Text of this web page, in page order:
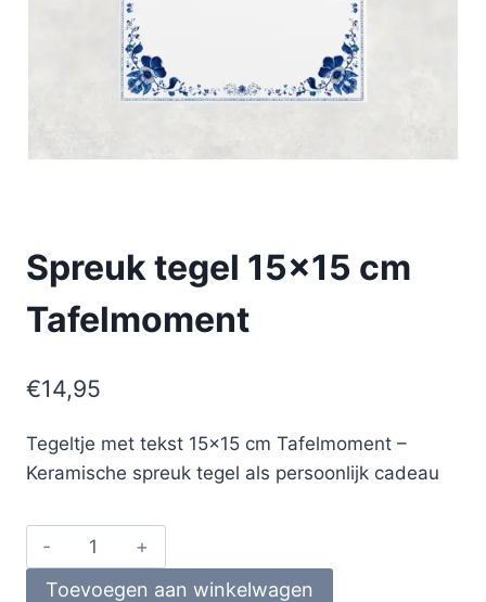
Spreuk tegel 15×15 cm
Tafelmoment
€14,95
Tegeltje met tekst 15×15 cm Tafelmoment –
Keramische spreuk tegel als persoonlijk cadeau
Toevoegen aan winkelwagen